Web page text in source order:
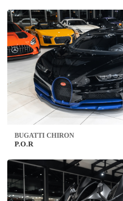
BUGATTI CHIRON
P.O.R